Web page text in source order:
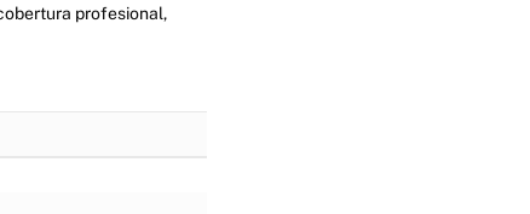
profesional,